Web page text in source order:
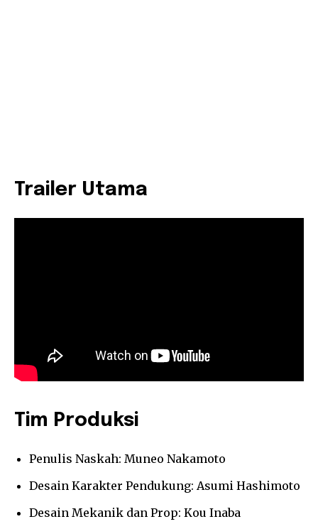
Trailer Utama
Tim Produksi
Penulis Naskah: Muneo Nakamoto
Desain Karakter Pendukung: Asumi Hashimoto
Desain Mekanik dan Prop: Kou Inaba